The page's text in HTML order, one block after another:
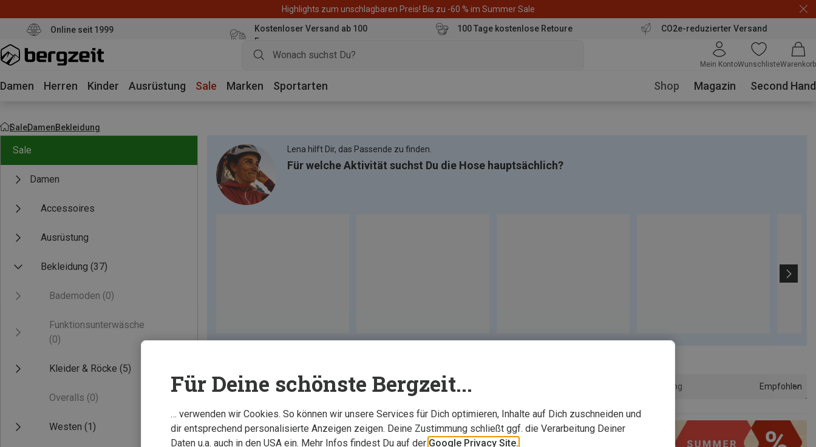
Highlights zum unschlagbaren Preis! Bis zu -60 % im Summer Sale
Online seit 1999
Kostenloser Versand ab 100
Euro
100 Tage kostenlose Retoure CO2e-reduzierter Versand
Mein KontoWunschlisteWarenkorb
Damen Herren Kinder Ausrüstung Sale Marken Sportarten Shop Magazin Second Hand
SaleDamenBekleidung
Sale
Damen
Accessoires
Ausrüstung
Bekleidung (37)
Bademoden (0)
Funktionsunterwäsche
(0)
Kleider & Röcke (5)
Overalls (0)
Westen (1)
Lena hilft Dir, das Passende zu finden.
Für welche Aktivität suchst Du die Hose hauptsächlich?
Sortierung Empfohlen
Für Deine schönste Bergzeit...
… verwenden wir Cookies. So können wir unsere Services für Dich optimieren, Inhalte auf Dich zuschneiden und
dir entsprechend personalisierte Anzeigen zeigen. Deine Zustimmung schließt ggf. die Verarbeitung Deiner
Daten u.a. auch in den USA ein. Mehr Infos findest Du auf der Google Privacy Site.